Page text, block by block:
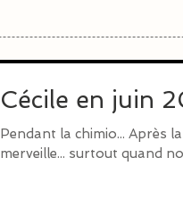
Cécile en juin
Pendant la chimio... Après la chimio... Notre corps est une
merveille... surtout quand